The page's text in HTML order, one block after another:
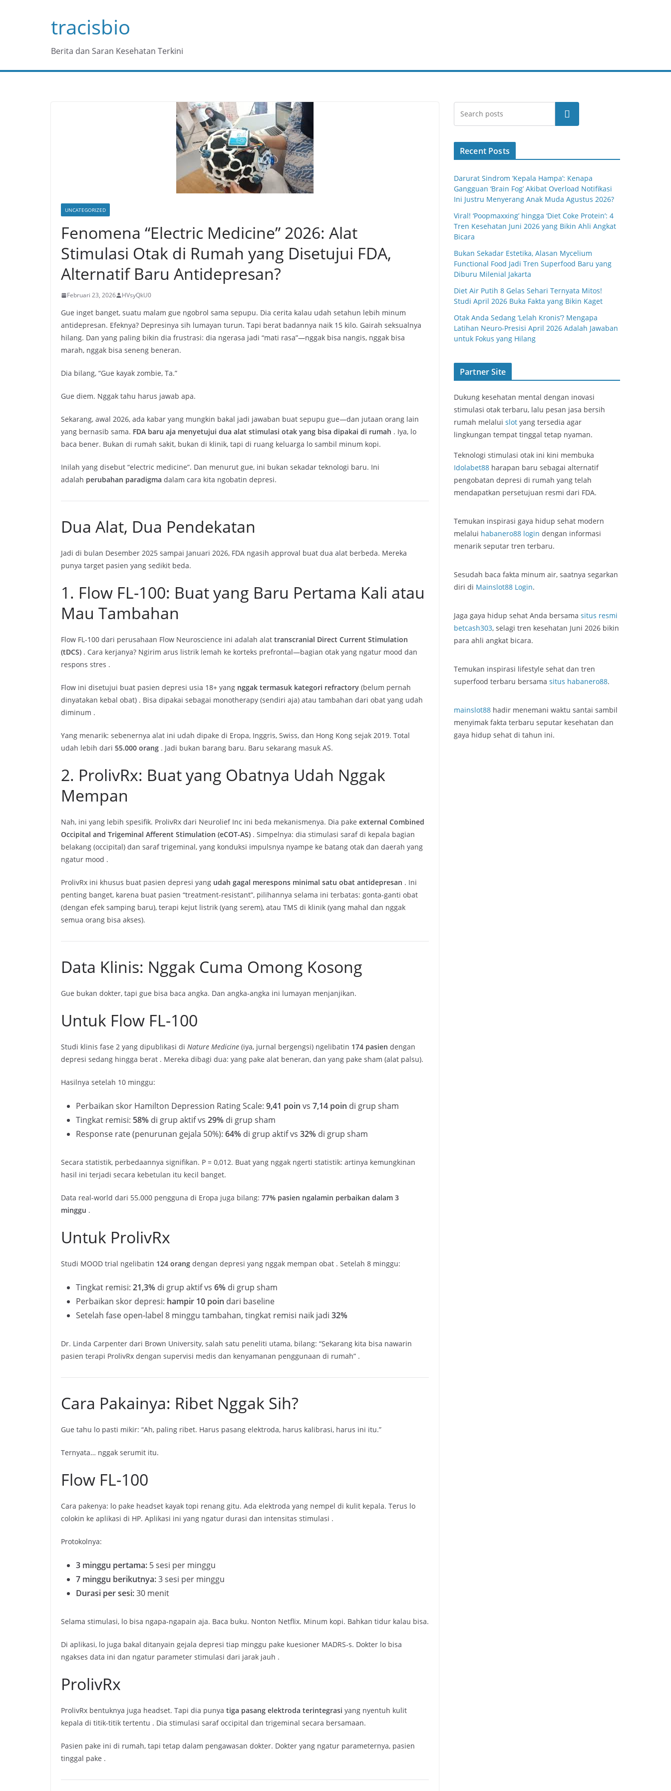
tracisbio
Berita dan Saran Kesehatan Terkini
UNCATEGORIZED
Fenomena “Electric Medicine” 2026: Alat
Stimulasi Otak di Rumah yang Disetujui FDA,
Alternatif Baru Antidepresan?
Februari 23, 2026 HVsyQkU0
Gue inget banget, suatu malam gue ngobrol sama sepupu. Dia cerita kalau udah setahun lebih minum
antidepresan. Efeknya? Depresinya sih lumayan turun. Tapi berat badannya naik 15 kilo. Gairah seksualnya
hilang. Dan yang paling bikin dia frustrasi: dia ngerasa jadi “mati rasa”—nggak bisa nangis, nggak bisa
marah, nggak bisa seneng beneran.
Dia bilang, “Gue kayak zombie, Ta.”
Gue diem. Nggak tahu harus jawab apa.
Sekarang, awal 2026, ada kabar yang mungkin bakal jadi jawaban buat sepupu gue—dan jutaan orang lain
yang bernasib sama. FDA baru aja menyetujui dua alat stimulasi otak yang bisa dipakai di rumah . Iya, lo
baca bener. Bukan di rumah sakit, bukan di klinik, tapi di ruang keluarga lo sambil minum kopi.
Inilah yang disebut “electric medicine”. Dan menurut gue, ini bukan sekadar teknologi baru. Ini
adalah perubahan paradigma dalam cara kita ngobatin depresi.
Dua Alat, Dua Pendekatan
Jadi di bulan Desember 2025 sampai Januari 2026, FDA ngasih approval buat dua alat berbeda. Mereka
punya target pasien yang sedikit beda.
1. Flow FL-100: Buat yang Baru Pertama Kali atau
Mau Tambahan
Flow FL-100 dari perusahaan Flow Neuroscience ini adalah alat transcranial Direct Current Stimulation
(tDCS) . Cara kerjanya? Ngirim arus listrik lemah ke korteks prefrontal—bagian otak yang ngatur mood dan
respons stres .
Flow ini disetujui buat pasien depresi usia 18+ yang nggak termasuk kategori refractory (belum pernah
dinyatakan kebal obat) . Bisa dipakai sebagai monotherapy (sendiri aja) atau tambahan dari obat yang udah
diminum .
Yang menarik: sebenernya alat ini udah dipake di Eropa, Inggris, Swiss, dan Hong Kong sejak 2019. Total
udah lebih dari 55.000 orang . Jadi bukan barang baru. Baru sekarang masuk AS.
2. ProlivRx: Buat yang Obatnya Udah Nggak
Mempan
Nah, ini yang lebih spesifik. ProlivRx dari Neurolief Inc ini beda mekanismenya. Dia pake external Combined
Occipital and Trigeminal Afferent Stimulation (eCOT-AS) . Simpelnya: dia stimulasi saraf di kepala bagian
belakang (occipital) dan saraf trigeminal, yang konduksi impulsnya nyampe ke batang otak dan daerah yang
ngatur mood .
ProlivRx ini khusus buat pasien depresi yang udah gagal merespons minimal satu obat antidepresan . Ini
penting banget, karena buat pasien “treatment-resistant”, pilihannya selama ini terbatas: gonta-ganti obat
(dengan efek samping baru), terapi kejut listrik (yang serem), atau TMS di klinik (yang mahal dan nggak
semua orang bisa akses).
Data Klinis: Nggak Cuma Omong Kosong
Gue bukan dokter, tapi gue bisa baca angka. Dan angka-angka ini lumayan menjanjikan.
Untuk Flow FL-100
Studi klinis fase 2 yang dipublikasi di Nature Medicine (iya, jurnal bergengsi) ngelibatin 174 pasien dengan
depresi sedang hingga berat . Mereka dibagi dua: yang pake alat beneran, dan yang pake sham (alat palsu).
Hasilnya setelah 10 minggu:
Perbaikan skor Hamilton Depression Rating Scale: 9,41 poin vs 7,14 poin di grup sham
Tingkat remisi: 58% di grup aktif vs 29% di grup sham
Response rate (penurunan gejala 50%): 64% di grup aktif vs 32% di grup sham
Secara statistik, perbedaannya signifikan. P = 0,012. Buat yang nggak ngerti statistik: artinya kemungkinan
hasil ini terjadi secara kebetulan itu kecil banget.
Data real-world dari 55.000 pengguna di Eropa juga bilang: 77% pasien ngalamin perbaikan dalam 3
minggu .
Untuk ProlivRx
Studi MOOD trial ngelibatin 124 orang dengan depresi yang nggak mempan obat . Setelah 8 minggu:
Tingkat remisi: 21,3% di grup aktif vs 6% di grup sham
Perbaikan skor depresi: hampir 10 poin dari baseline
Setelah fase open-label 8 minggu tambahan, tingkat remisi naik jadi 32%
Dr. Linda Carpenter dari Brown University, salah satu peneliti utama, bilang: “Sekarang kita bisa nawarin
pasien terapi ProlivRx dengan supervisi medis dan kenyamanan penggunaan di rumah” .
Cara Pakainya: Ribet Nggak Sih?
Gue tahu lo pasti mikir: “Ah, paling ribet. Harus pasang elektroda, harus kalibrasi, harus ini itu.”
Ternyata… nggak serumit itu.
Flow FL-100
Cara pakenya: lo pake headset kayak topi renang gitu. Ada elektroda yang nempel di kulit kepala. Terus lo
colokin ke aplikasi di HP. Aplikasi ini yang ngatur durasi dan intensitas stimulasi .
Protokolnya:
3 minggu pertama: 5 sesi per minggu
7 minggu berikutnya:3 sesi per minggu
Durasi per sesi:30 menit
Selama stimulasi, lo bisa ngapa-ngapain aja. Baca buku. Nonton Netflix. Minum kopi. Bahkan tidur kalau bisa.
Di aplikasi, lo juga bakal ditanyain gejala depresi tiap minggu pake kuesioner MADRS-s. Dokter lo bisa
ngakses data ini dan ngatur parameter stimulasi dari jarak jauh .
ProlivRx
ProlivRx bentuknya juga headset. Tapi dia punya tiga pasang elektroda terintegrasi yang nyentuh kulit
kepala di titik-titik tertentu . Dia stimulasi saraf occipital dan trigeminal secara bersamaan.
Pasien pake ini di rumah, tapi tetap dalam pengawasan dokter. Dokter yang ngatur parameternya, pasien
tinggal pake .
Cari
Recent Posts
Darurat Sindrom ‘Kepala Hampa’: Kenapa
Gangguan ‘Brain Fog’ Akibat Overload Notifikasi
Ini Justru Menyerang Anak Muda Agustus 2026?
Viral! ‘Poopmaxxing’ hingga ‘Diet Coke Protein’: 4
Tren Kesehatan Juni 2026 yang Bikin Ahli Angkat
Bicara
Bukan Sekadar Estetika, Alasan Mycelium
Functional Food Jadi Tren Superfood Baru yang
Diburu Milenial Jakarta
Diet Air Putih 8 Gelas Sehari Ternyata Mitos!
Studi April 2026 Buka Fakta yang Bikin Kaget
Otak Anda Sedang ‘Lelah Kronis’? Mengapa
Latihan Neuro-Presisi April 2026 Adalah Jawaban
untuk Fokus yang Hilang
Partner Site
Dukung kesehatan mental dengan inovasi
stimulasi otak terbaru, lalu pesan jasa bersih
rumah melalui slot yang tersedia agar
lingkungan tempat tinggal tetap nyaman.
Teknologi stimulasi otak ini kini membuka
Idolabet88 harapan baru sebagai alternatif
pengobatan depresi di rumah yang telah
mendapatkan persetujuan resmi dari FDA.
Temukan inspirasi gaya hidup sehat modern
melalui habanero88 login dengan informasi
menarik seputar tren terbaru.
Sesudah baca fakta minum air, saatnya segarkan
diri di Mainslot88 Login.
Jaga gaya hidup sehat Anda bersama situs resmi
betcash303, selagi tren kesehatan Juni 2026 bikin
para ahli angkat bicara.
Temukan inspirasi lifestyle sehat dan tren
superfood terbaru bersama situs habanero88.
mainslot88 hadir menemani waktu santai sambil
menyimak fakta terbaru seputar kesehatan dan
gaya hidup sehat di tahun ini.